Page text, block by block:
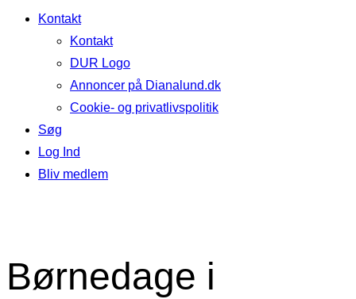
Kontakt
Kontakt
DUR Logo
Annoncer på Dianalund.dk
Cookie- og privatlivspolitik
Søg
Log Ind
Bliv medlem
Børnedage i